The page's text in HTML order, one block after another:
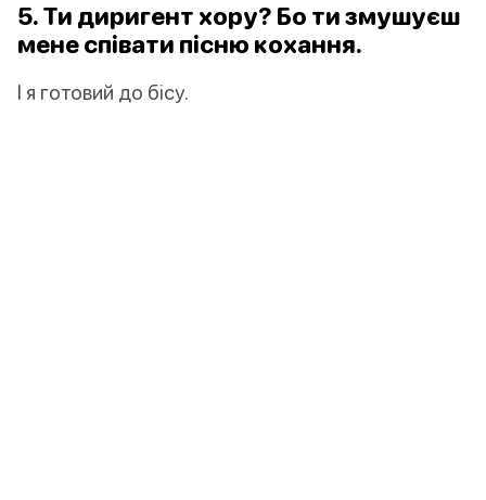
5. Ти диригент хору? Бо ти змушуєш
мене співати пісню кохання.
І я готовий до бісу.